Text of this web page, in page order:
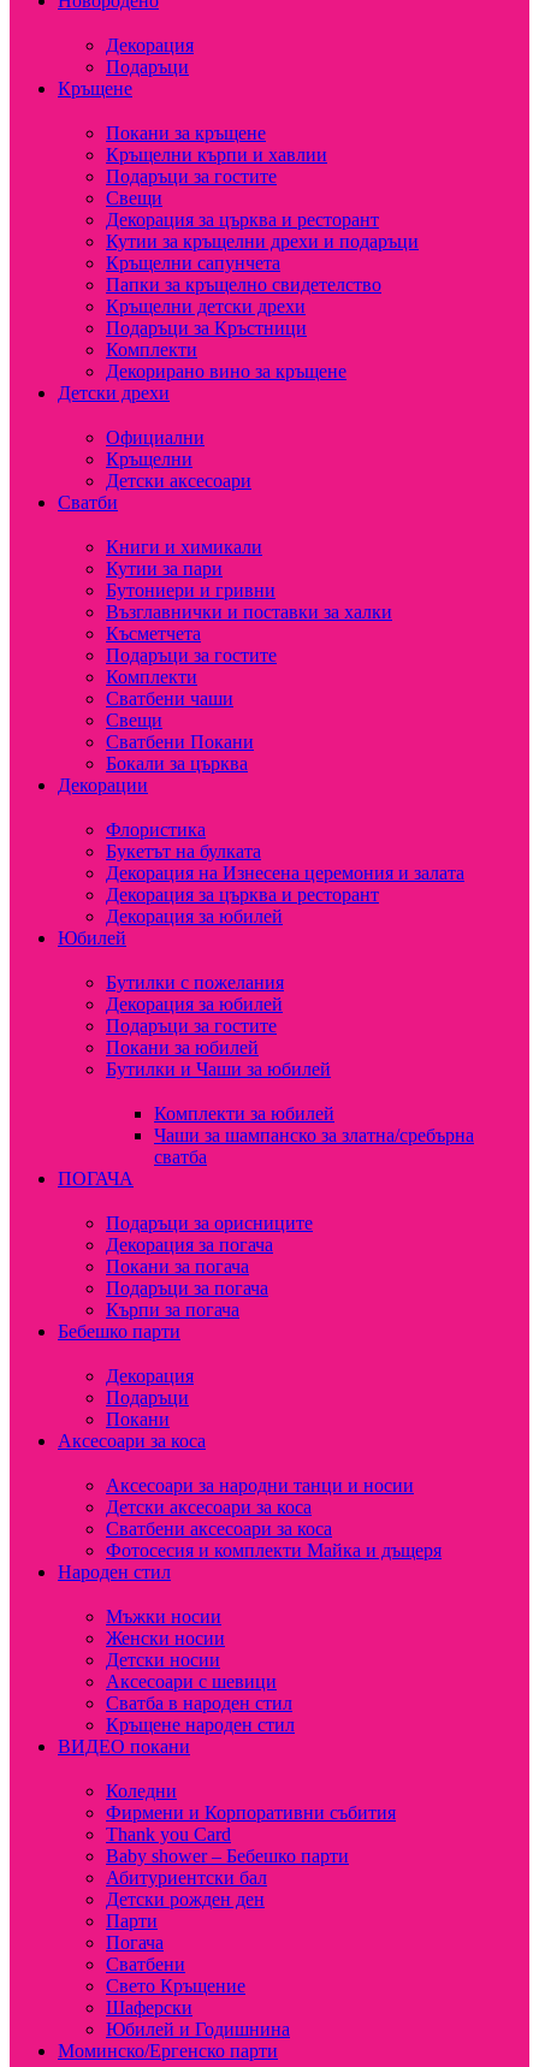
Декорация
Подаръци
Кръщене
Покани за кръщене
Кръщелни кърпи и хавлии
Подаръци за гостите
Свещи
Декорация за църква и ресторант
Кутии за кръщелни дрехи и подаръци
Кръщелни сапунчета
Папки за кръщелно свидетелство
Кръщелни детски дрехи
Подаръци за Кръстници
Комплекти
Декорирано вино за кръщене
Детски дрехи
Официални
Кръщелни
Детски аксесоари
Сватби
Книги и химикали
Кутии за пари
Бутониери и гривни
Възглавнички и поставки за халки
Късметчета
Подаръци за гостите
Комплекти
Сватбени чаши
Свещи
Сватбени Покани
Бокали за църква
Декорации
Флористика
Букетът на булката
Декорация на Изнесена церемония и залата
Декорация за църква и ресторант
Декорация за юбилей
Юбилей
Бутилки с пожелания
Декорация за юбилей
Подаръци за гостите
Покани за юбилей
Бутилки и Чаши за юбилей
Комплекти за юбилей
Чаши за шампанско за златна/сребърна
сватба
ПОГАЧА
Подаръци за орисниците
Декорация за погача
Покани за погача
Подаръци за погача
Кърпи за погача
Бебешко парти
Декорация
Подаръци
Покани
Аксесоари за коса
Аксесоари за народни танци и носии
Детски аксесоари за коса
Сватбени аксесоари за коса
Фотосесия и комплекти Майка и дъщеря
Народен стил
Мъжки носии
Женски носии
Детски носии
Аксесоари с шевици
Сватба в народен стил
Кръщене народен стил
ВИДЕО покани
Коледни
Фирмени и Корпоративни събития
Thank you Card
Baby shower – Бебешко парти
Абитуриентски бал
Детски рожден ден
Парти
Погача
Сватбени
Свето Кръщение
Шаферски
Юбилей и Годишнина
Моминско/Ергенско парти